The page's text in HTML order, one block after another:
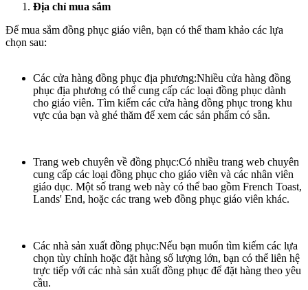
Địa chỉ mua sắm
Để mua sắm đồng phục giáo viên, bạn có thể tham khảo các lựa
chọn sau:
Các cửa hàng đồng phục địa phương:Nhiều cửa hàng đồng
phục địa phương có thể cung cấp các loại đồng phục dành
cho giáo viên. Tìm kiếm các cửa hàng đồng phục trong khu
vực của bạn và ghé thăm để xem các sản phẩm có sẵn.
Trang web chuyên về đồng phục:Có nhiều trang web chuyên
cung cấp các loại đồng phục cho giáo viên và các nhân viên
giáo dục. Một số trang web này có thể bao gồm French Toast,
Lands' End, hoặc các trang web đồng phục giáo viên khác.
Các nhà sản xuất đồng phục:Nếu bạn muốn tìm kiếm các lựa
chọn tùy chỉnh hoặc đặt hàng số lượng lớn, bạn có thể liên hệ
trực tiếp với các nhà sản xuất đồng phục để đặt hàng theo yêu
cầu.